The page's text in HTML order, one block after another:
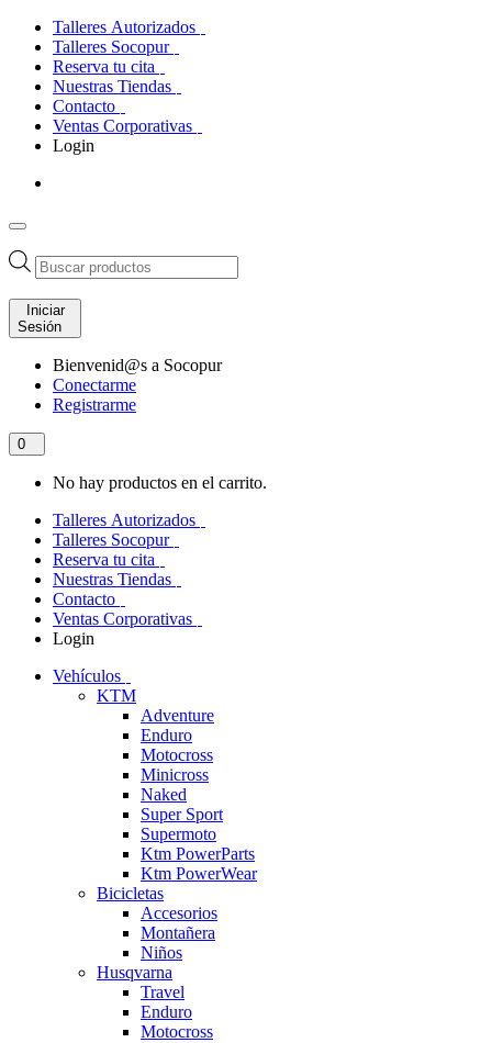
Talleres Autorizados
Talleres Socopur
Reserva tu cita
Nuestras Tiendas
Contacto
Ventas Corporativas
Login
Búsqueda
de
productos
Iniciar
Sesión
Bienvenid@s a Socopur
Conectarme
Registrarme
0
No hay productos en el carrito.
Talleres Autorizados
Talleres Socopur
Reserva tu cita
Nuestras Tiendas
Contacto
Ventas Corporativas
Login
Vehículos
KTM
Adventure
Enduro
Motocross
Minicross
Naked
Super Sport
Supermoto
Ktm PowerParts
Ktm PowerWear
Bicicletas
Accesorios
Montañera
Niños
Husqvarna
Travel
Enduro
Motocross